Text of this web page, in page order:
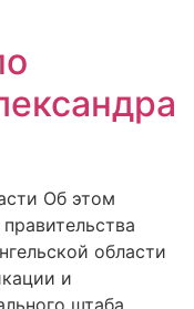
Об этом
области
и
штаба